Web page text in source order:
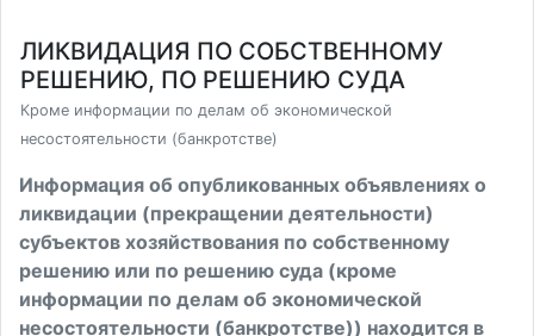
ЛИКВИДАЦИЯ ПО СОБСТВЕННОМУ
РЕШЕНИЮ, ПО РЕШЕНИЮ СУДА
Кроме информации по делам об экономической
несостоятельности (банкротстве)
Информация об опубликованных объявлениях о
ликвидации (прекращении деятельности)
субъектов хозяйствования по собственному
решению или по решению суда (кроме
информации по делам об экономической
несостоятельности (банкротстве)) находится в